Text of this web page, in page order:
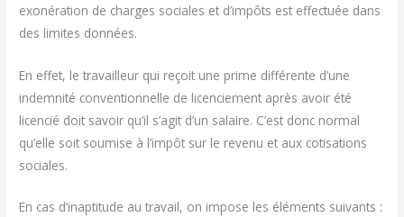
exonération de charges sociales et d’impôts est effectuée dans
des limites données.
En effet, le travailleur qui reçoit une prime différente d’une
indemnité conventionnelle de licenciement après avoir été
licencié doit savoir qu’il s’agit d’un salaire. C’est donc normal
qu’elle soit soumise à l’impôt sur le revenu et aux cotisations
sociales.
En cas d’inaptitude au travail, on impose les éléments suivants :